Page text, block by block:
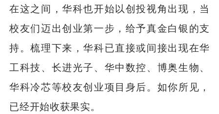
在这之间，华科也开始以创投视角出现，当
校友们迈出创业第一步，给予真金白银的支
持。梳理下来，华科已直接或间接出现在华
工科技、长进光子、华中数控、博奥生物、
华科冷芯等校友创业项目身后。如你所见，
已经开始收获果实。